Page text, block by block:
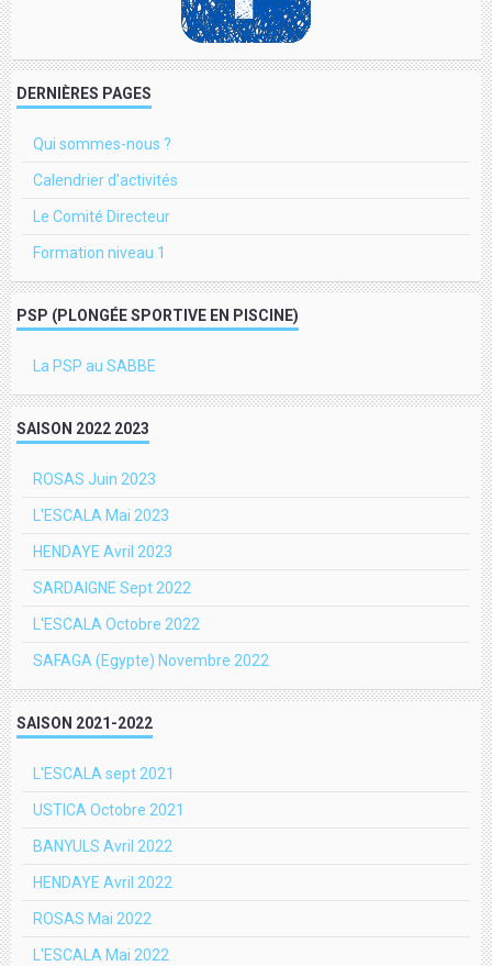
DERNIÈRES PAGES
Qui sommes-nous ?
Calendrier d'activités
Le Comité Directeur
Formation niveau 1
PSP (PLONGÉE SPORTIVE EN PISCINE)
La PSP au SABBE
SAISON 2022 2023
ROSAS Juin 2023
L'ESCALA Mai 2023
HENDAYE Avril 2023
SARDAIGNE Sept 2022
L'ESCALA Octobre 2022
SAFAGA (Egypte) Novembre 2022
SAISON 2021-2022
L'ESCALA sept 2021
USTICA Octobre 2021
BANYULS Avril 2022
HENDAYE Avril 2022
ROSAS Mai 2022
L'ESCALA Mai 2022